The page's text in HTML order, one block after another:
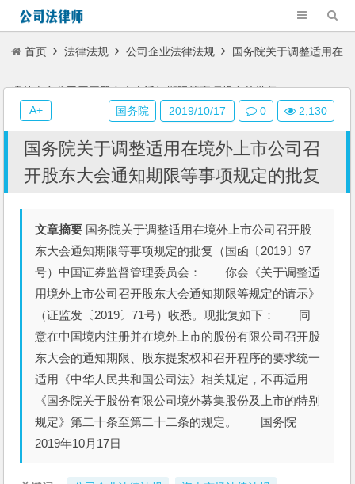
首页 法律法规 公司企业法律法规 国务院关于调整适用在
境外上市公司召开股东大会通知期限等事项规定的批复
国务院关于调整适用在境外上市公司召
开股东大会通知期限等事项规定的批复
文章摘要 国务院关于调整适用在境外上市公司召开股
东大会通知期限等事项规定的批复（国函〔2019〕97
号）中国证券监督管理委员会： 你会《关于调整适
用境外上市公司召开股东大会通知期限等规定的请示》
（证监发〔2019〕71号）收悉。现批复如下： 同
意在中国境内注册并在境外上市的股份有限公司召开股
东大会的通知期限、股东提案权和召开程序的要求统一
适用《中华人民共和国公司法》相关规定，不再适用
《国务院关于股份有限公司境外募集股份及上市的特别
规定》第二十条至第二十二条的规定。 国务院
2019年10月17日
国务院 2019/10/17 0 2,130
A+